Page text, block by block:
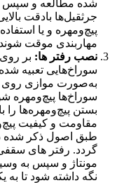
شده مطالعه و
جرثقیل‌ها بادقت
پیچ‌ومهره و یا
مهاربندی موقت
نصب رفتر ها: بر
سوراخ‌هایی تعبیه
به‌صورت موازی روی
سوراخ‌ها پیچ‌ومهره
بستن پیچ‌ومهره‌ها را
مقاومت و کیفیت
طبق اصول ذکر شده
گردد. رفتر های
مونتاژ و سپس به
نگه داشته شود تا به